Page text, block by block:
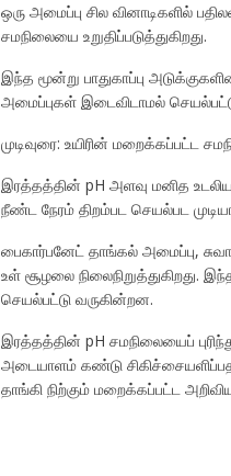
ஒரு அமைப்பு சில வினாடிகளில்
சமநிலையை உறுதிப்படுத்துகிறது.
இந்த மூன்று பாதுகாப்பு
அமைப்புகள் இடைவிடாமல்
முடிவுரை: உயிரின் மறைக்கப்பட்ட
இரத்தத்தின் pH அளவு மனித
நீண்ட நேரம் திறம்பட செயல்பட
பைகார்பனேட் தாங்கல் அமைப்பு,
உள் சூழலை நிலைநிறுத்துகிறது.
செயல்பட்டு வருகின்றன.
இரத்தத்தின் pH சமநிலையைப்
அடையாளம் கண்டு
தாங்கி நிற்கும் மறைக்கப்பட்ட